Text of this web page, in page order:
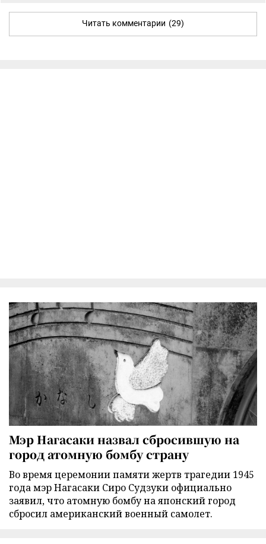
Читать комментарии (29)
Мэр Нагасаки назвал сбросившую на
город атомную бомбу страну
Во время церемонии памяти жертв трагедии 1945
года мэр Нагасаки Сиро Судзуки официально
заявил, что атомную бомбу на японский город
сбросил американский военный самолет.